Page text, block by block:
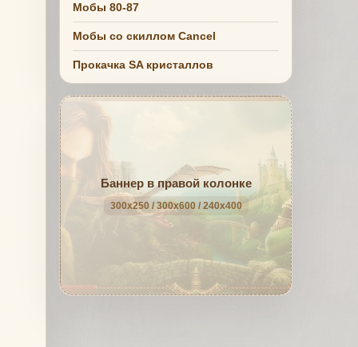
Мобы 80-87
Мобы со скиллом Cancel
Прокачка SA кристаллов
Баннер в правой колонке
300x250 / 300x600 / 240x400